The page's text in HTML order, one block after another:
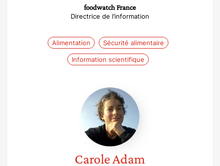
foodwatch France
Directrice de l’information
Alimentation Sécurité alimentaire
Information scientifique
Carole
Adam
CaroleAdam